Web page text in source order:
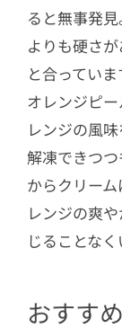
ると無事発
よりも硬さ
と合ってい
オレンジピ
レンジの風
解凍できつ
からクリー
レンジの爽
じることなく
おすす